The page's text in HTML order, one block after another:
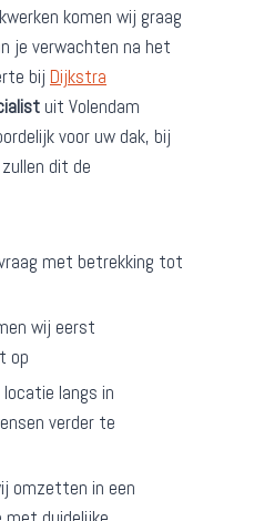
komen wij graag
je verwachten na het
bij Dijkstra
uit Volendam
voor uw dak, bij
dit de
met betrekking tot
wij eerst
op
locatie langs in
verder te
omzetten in een